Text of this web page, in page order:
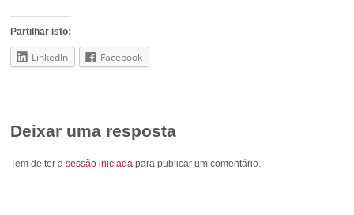
Partilhar isto:
LinkedIn Facebook
Deixar uma resposta
Tem de ter asessão iniciada para publicar um comentário.